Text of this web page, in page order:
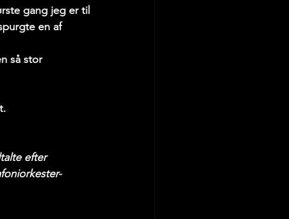
gang jeg er til
en af
så stor
efter